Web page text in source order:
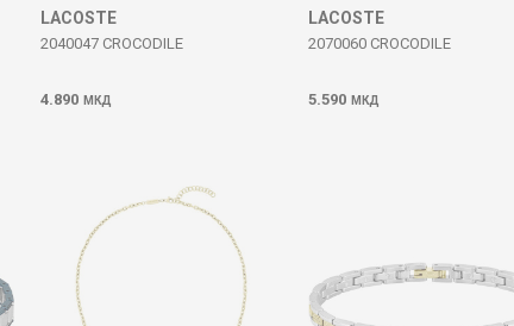
LACOSTE
2040047 CROCODILE
4.890 МКД
LACOSTE
2070060 CROCODILE
5.590 МКД